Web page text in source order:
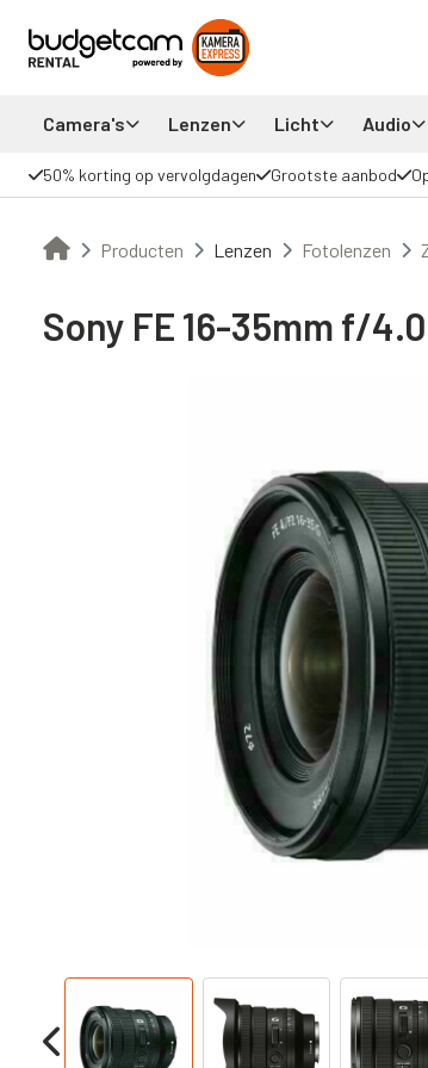
Camera's Lenzen Licht Audio
50% korting op vervolgdagen Grootste aanbod
Producten Lenzen Fotolenzen
Sony FE 16-35mm f/4.0